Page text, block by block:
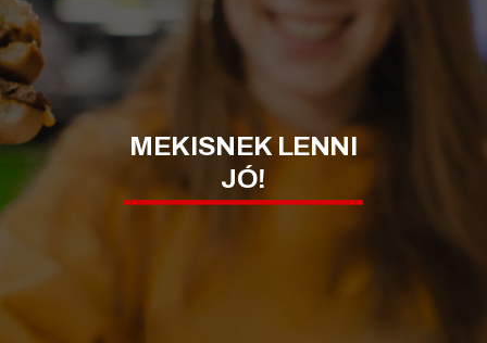
MEKISNEK LENNI
JÓ!